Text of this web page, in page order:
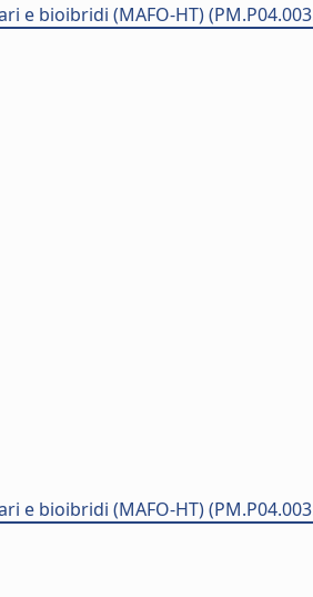
e bioibridi (MAFO-HT)
e bioibridi (MAFO-HT)